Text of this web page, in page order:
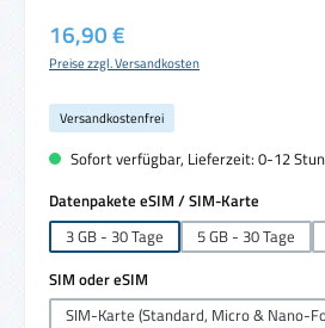
Regulärer Preis:
16,90 €
Preise zzgl. Versandkosten
Versandkostenfrei
Sofort verfügbar, Lieferzeit: 0-12
Datenpakete eSIM / SIM-Karte
3 GB - 30 Tage
5 GB - 30 Tage
SIM oder eSIM
SIM-Karte (Standard, Micro & Nano-